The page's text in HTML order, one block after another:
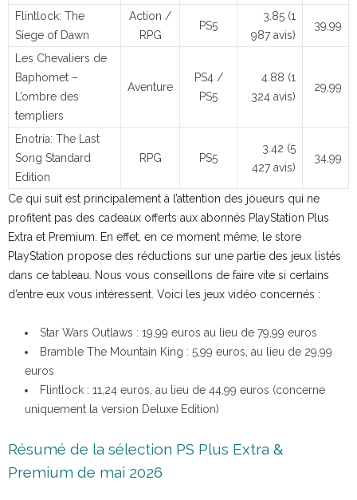
Flintlock: The
Siege of Dawn
Action /
RPG
PS5
3.85 (1
987 avis)
39,99
Les Chevaliers de
Baphomet –
L’ombre des
templiers
Aventure
PS4 /
PS5
4.88 (1
324 avis)
29,99
Enotria: The Last
Song Standard
Edition
RPG PS5
3.42 (5
427 avis)
34,99
Ce qui suit est principalement à l’attention des joueurs qui ne
profitent pas des cadeaux offerts aux abonnés PlayStation Plus
Extra et Premium. En effet, en ce moment même, le store
PlayStation propose des réductions sur une partie des jeux listés
dans ce tableau. Nous vous conseillons de faire vite si certains
d’entre eux vous intéressent. Voici les jeux vidéo concernés :
Star Wars Outlaws : 19,99 euros au lieu de 79,99 euros
Bramble The Mountain King : 5,99 euros, au lieu de 29,99
euros
Flintlock : 11,24 euros, au lieu de 44,99 euros (concerne
uniquement la version Deluxe Edition)
Résumé de la sélection PS Plus Extra &
Premium de mai 2026